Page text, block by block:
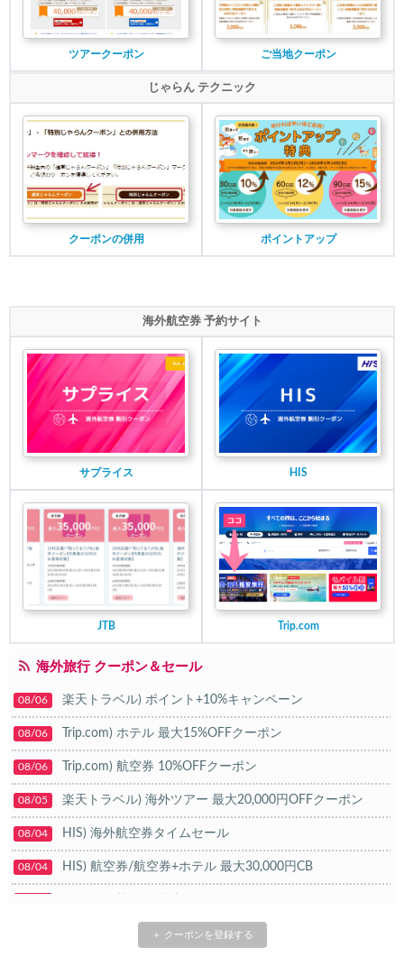
ツアークーポン ご当地クーポン
じゃらん テクニック
クーポンの併用 ポイントアップ
海外航空券 予約サイト
サプライス HIS
JTB Trip.com
海外旅行 クーポン＆セール
08/06 楽天トラベル) ポイント+10%キャンペーン
08/06 Trip.com) ホテル 最大15%OFFクーポン
08/06 Trip.com) 航空券 10%OFFクーポン
08/05 楽天トラベル) 海外ツアー 最大20,000円OFFクーポン
08/04 HIS) 海外航空券タイムセール
08/04 HIS) 航空券/航空券+ホテル 最大30,000円CB
Trip.com) 海外ホテル2%OFFクーポン TRIP1
＋ クーポンを登録する